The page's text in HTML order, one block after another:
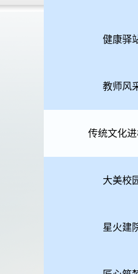
健康驿
教师风
传统文化进
大美校
星火建